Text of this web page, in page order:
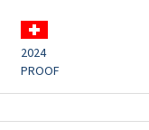
2024
PROOF